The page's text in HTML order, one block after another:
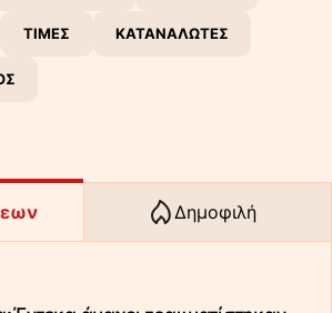
ΤΙΜΕΣ ΚΑΤΑΝΑΛΩΤΕΣ
Δημοφιλή